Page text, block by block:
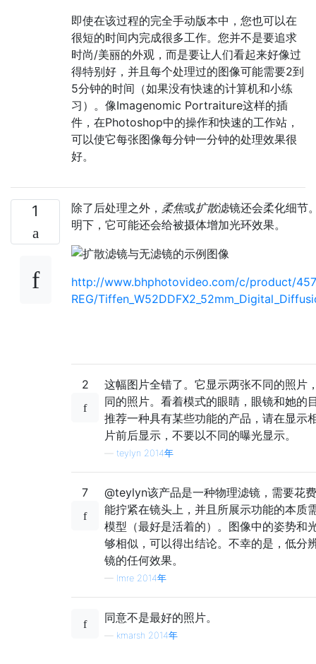
即使在该过程的完全手动版本中，您也可以在
很短的时间内完成很多工作。您并不是要追求
时尚/美丽的外观，而是要让人们看起来好像过
得特别好，并且每个处理过的图像可能需要2到
5分钟的时间（如果没有快速的计算机和小练
习）。像Imagenomic Portraiture这样的插
件，在Photoshop中的操作和快速的工作站，
可以使它每张图像每分钟一分钟的处理效果很
好。
1 除了后处理之外， 柔焦或扩散滤镜还会柔化细节
明下，它可能还会给被摄体增加光环效果。
http://www.bhphotovideo.com/c/product/
REG/
2
这幅图片全错了。它显示两张不同的照片
同的照片。看着模式的眼睛，眼镜和她的
推荐一种具有某些功能的产品，请在显示
片前后显示，不要以不同的曝光显示。
teylyn 2014年
7
@teylyn该产品是一种物理滤镜，需要花
能拧紧在镜头上，并且所展示功能的本质
模型（最好是活着的）。图像中的姿势和
够相似，可以得出结论。不幸的是，低分
镜的任何效果。
— Imre 2014年
同意不是最好的照片。
kmarsh 2014年